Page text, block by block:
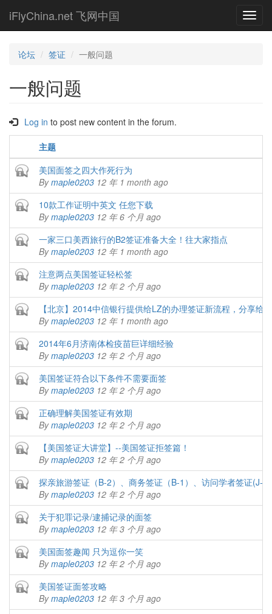
main
iFlyChina.net 飞网中国
论坛 签证 一般问题
一般问题
Log in to post new content in the forum.
主题
Closed topic美国面签之四大作死行为
Bymaple0203 12 年 1 month ago
Closed topic10款工作证明中英文 任您下载
Bymaple0203 12 年 6 个月 ago
Closed topic一家三口美西旅行的B2签证准备大全！往大家指点
Bymaple0203 12 年 1 month ago
Closed topic注意两点美国签证轻松签
Bymaple0203 12 年 2 个月 ago
Closed topic【北京】2014中信银行提供给LZ的办理签证新流程，分享给
Bymaple0203 12 年 1 month ago
Closed topic2014年6月济南体检疫苗巨详细经验
Bymaple0203 12 年 2 个月 ago
Closed topic美国签证符合以下条件不需要面签
Bymaple0203 12 年 2 个月 ago
Closed topic正确理解美国签证有效期
Bymaple0203 12 年 2 个月 ago
Closed topic【美国签证大讲堂】--美国签证拒签篇！
Bymaple0203 12 年 2 个月 ago
Closed topic探亲旅游签证（B-2）、商务签证（B-1）、访问学者签证(J-
Bymaple0203 12 年 2 个月 ago
Closed topic关于犯罪记录/逮捕记录的面签
Bymaple0203 12 年 3 个月 ago
Closed topic美国面签趣闻 只为逗你一笑
Bymaple0203 12 年 2 个月 ago
Closed topic美国签证面签攻略
Bymaple0203 12 年 3 个月 ago